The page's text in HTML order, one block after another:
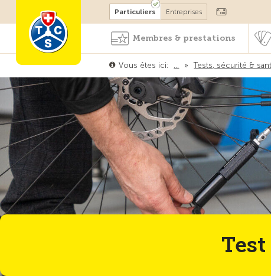
Devenir membre
Particuliers Entreprises
Membres & prestations
Vous êtes ici: … » Tests, sécurité &